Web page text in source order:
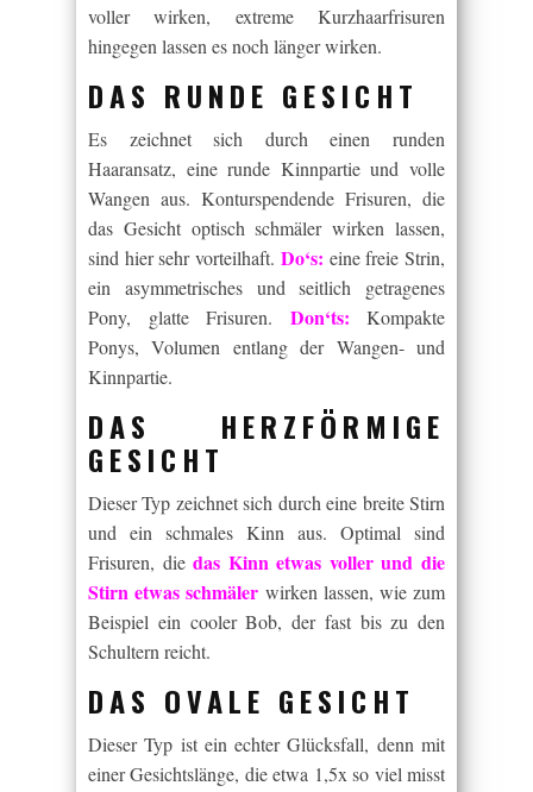
voller wirken, extreme Kurzhaarfrisuren
hingegen lassen es noch länger wirken.
DAS RUNDE GESICHT
Es zeichnet sich durch einen runden
Haaransatz, eine runde Kinnpartie und volle
Wangen aus. Konturspendende Frisuren, die
das Gesicht optisch schmäler wirken lassen,
sind hier sehr vorteilhaft. Do‘s: eine freie Strin,
ein asymmetrisches und seitlich getragenes
Pony, glatte Frisuren. Don‘ts: Kompakte
Ponys, Volumen entlang der Wangen- und
Kinnpartie.
DAS HERZFÖRMIGE
GESICHT
Dieser Typ zeichnet sich durch eine breite Stirn
und ein schmales Kinn aus. Optimal sind
Frisuren, diedas Kinn etwas voller und die
Stirn etwas schmäler wirken lassen, wie zum
Beispiel ein cooler Bob, der fast bis zu den
Schultern reicht.
DAS OVALE GESICHT
Dieser Typ ist ein echter Glücksfall, denn mit
einer Gesichtslänge, die etwa 1,5x so viel misst